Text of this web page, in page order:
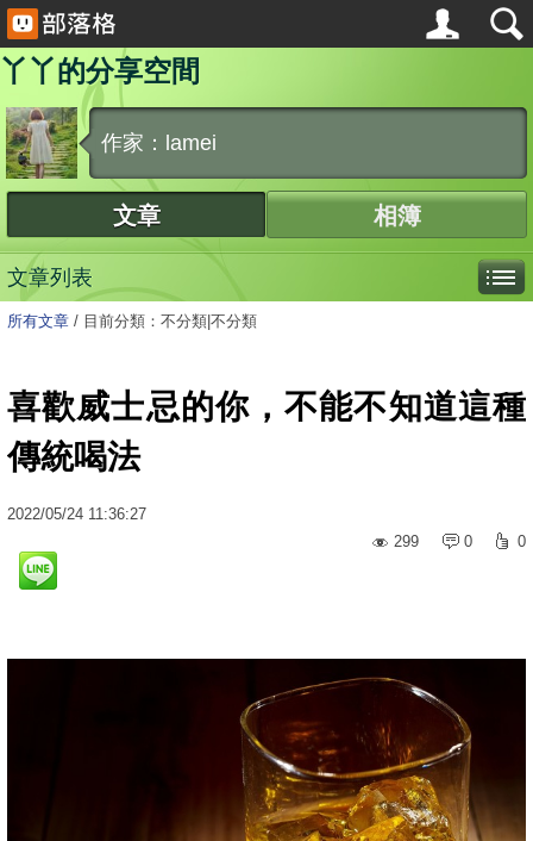
丫丫的分享空間
作家：lamei
文章 相簿
文章列表
所有文章 / 目前分類：不分類|不分類
喜歡威士忌的你，不能不知道這種
傳統喝法
2022/05/24 11:36:27
299
0 0